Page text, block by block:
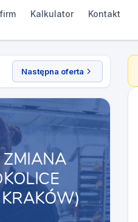
Kalkulator Kontakt
Następna oferta
ZMIANA